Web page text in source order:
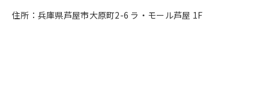
住所：兵庫県芦屋市大原町2-6 ラ・モール芦屋 1F